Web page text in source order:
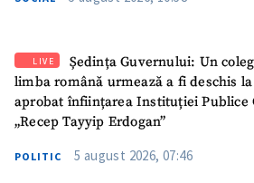
LIVE
Ședința Guvernului: Un
limba română urmează a fi deschis
aprobat înființarea Instituției Publice
„Recep Tayyip Erdogan”
POLITIC 5 august 2026, 07:46